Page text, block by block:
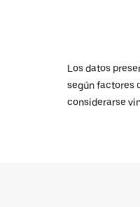
Los datos
según factores
considerarse